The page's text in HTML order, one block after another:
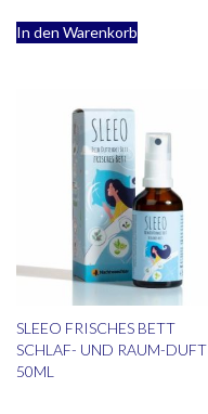
In den Warenkorb
SLEEO FRISCHES BETT
SCHLAF- UND RAUM-DUFT
50ML